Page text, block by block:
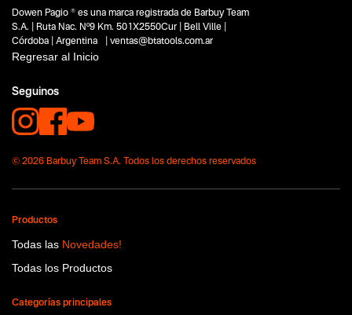
230 mm
Funcion o uso
De mano
Tecnologia
No items found.
Dowen Pagio ® es una marca registrada de Barbuy Team
S.A. | Ruta Nac. Nº9 Km. 501X2550Cur | Bell Ville |
Córdoba | Argentina | ventas@btatools.com.ar
Regresar al Inicio
Seguinos
© 2026 Barbuy Team S.A. Todos los derechos reservados
Productos
Todas las Novedades!
Todas los Productos
Categorías principales